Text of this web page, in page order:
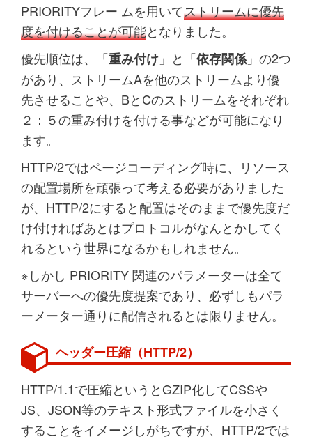
PRIORITYフレー ムを用いてストリームに優先
度を付けることが可能となりました。
優先順位は、「重み付け 」と「依存関係 」の2つ
があり、ストリームAを他のストリームより優
先させることや、BとCのストリームをそれぞれ
２：５の重み付けを付ける事などが可能になり
ます。
HTTP/2ではページコーディング時に、リソース
の配置場所を頑張って考える必要がありました
が、HTTP/2にすると配置はそのままで優先度だ
け付ければあとはプロトコルがなんとかしてく
れるという世界になるかもしれません。
※しかし PRIORITY 関連のパラメーターは全て
サーバーへの優先度提案であり、必ずしもパラ
ーメーター通りに配信されるとは限りません。
ヘッダー圧縮（HTTP/2）
HTTP/1.1で圧縮というとGZIP化してCSSや
JS、JSON等のテキスト形式ファイルを小さく
することをイメージしがちですが、HTTP/2では